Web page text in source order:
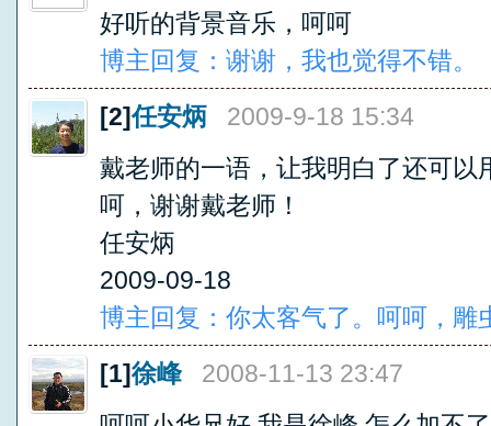
好听的背景音乐，呵呵
博主回复：谢谢，我也觉得不错。
[2]任安炳
2009-9-18 15:34
戴老师的一语，让我明白了还可
呵，谢谢戴老师！
任安炳
2009-09-18
博主回复：你太客气了。呵呵，雕
[1]徐峰
2008-11-13 23:47